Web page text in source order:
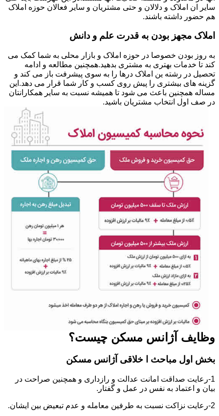
سایر ان املاک و دلالان و حتی مشتریان و سایر فعالان حوزه املاک
هم حضور داشته باشند.
املاک مجهز بودن به قدرت علم و دانش
به روز بودن خصوصا در حوزه املاک و بازار محلی به شما کمک می
کند تا خدمات بهتری به مشتری بدهید.همچنین مطالعه و ادامه
تحصیل در رشته ین املاک درها را به سوی پیشرفت باز می کند و
گزینه های بیشتری را پیش روی کسب و کار شما قرار می دهد.این
مساله همچنین باعث می شود تا همیشه نسبت به سایر همکارانتان
در صف اول انتخاب مشتریان باشید.
وظایف آژانس مسکن چیست؟
بخش اول مباحث ا خلاقی آژانس مسکن
1-رعایت صداقت امانت عدالت و رازداری و همچنین صراحت در
بیان و اعتماد به نفس در عمل و گفتار.
2-رعایت نزاکت نسبت به طرفین معامله و عدم تبعیض بین ایشان.